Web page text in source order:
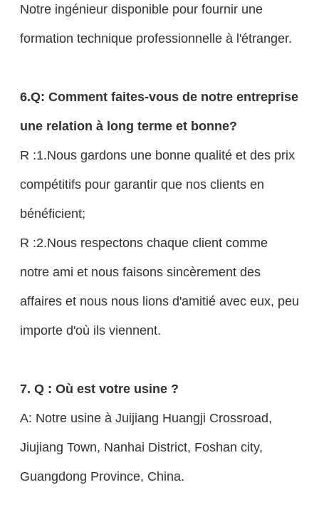
Notre ingénieur disponible pour fournir une
formation technique professionnelle à l'étranger.
6.Q: Comment faites-vous de notre entreprise
une relation à long terme et bonne?
R :1.Nous gardons une bonne qualité et des prix
compétitifs pour garantir que nos clients en
bénéficient;
R :2.Nous respectons chaque client comme
notre ami et nous faisons sincèrement des
affaires et nous nous lions d'amitié avec eux, peu
importe d'où ils viennent.
7. Q : Où est votre usine ?
A: Notre usine à Juijiang Huangji Crossroad,
Jiujiang Town, Nanhai District, Foshan city,
Guangdong Province, China.